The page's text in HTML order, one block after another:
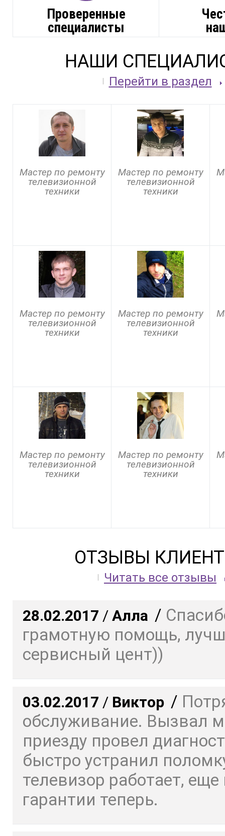
Проверенные
специалисты
НАШИ
Перейти в раздел
Мастер по ремонту
телевизионной
техники
Мастер по ремонту
телевизионной
техники
Мастер по ремонту
телевизионной
техники
Мастер по ремонту
телевизионной
техники
Мастер по ремонту
телевизионной
техники
Мастер по ремонту
телевизионной
техники
ОТЗЫВЫ
Читать все отзывы
28.02.2017 / Алла /
грамотную помощь,
сервисный цент))
03.02.2017 / Виктор /
обслуживание. Вызвал
приезду провел
быстро устранил
телевизор работает, еще
гарантии теперь.